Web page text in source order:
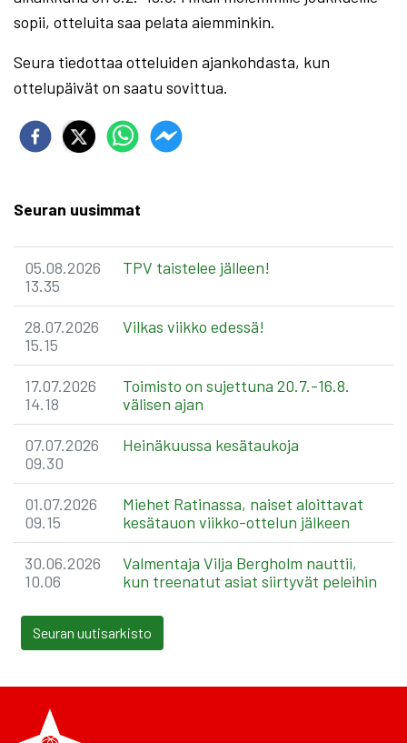
sopii, otteluita saa pelata aiemminkin.
Seura tiedottaa otteluiden ajankohdasta, kun
ottelupäivät on saatu sovittua.
Seuran uusimmat
05.08.2026
13.35
TPV taistelee jälleen!
28.07.2026
15.15
Vilkas viikko edessä!
17.07.2026
14.18
Toimisto on sujettuna 20.7.-16.8.
välisen ajan
07.07.2026
09.30
Heinäkuussa kesätaukoja
01.07.2026
09.15
Miehet Ratinassa, naiset aloittavat
kesätauon viikko-ottelun jälkeen
30.06.2026
10.06
Valmentaja Vilja Bergholm nauttii,
kun treenatut asiat siirtyvät peleihin
Seuran uutisarkisto